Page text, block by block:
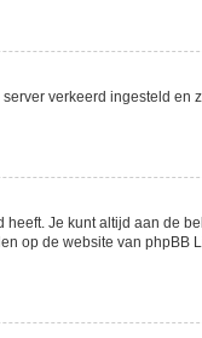
verkeerd ingesteld en
Je kunt altijd aan de
op de website van phpBB